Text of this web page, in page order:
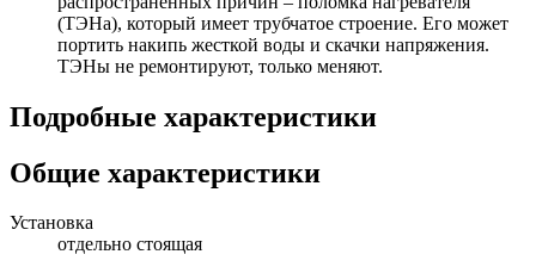
(ТЭНа), который имеет трубчатое строение. Его может
портить накипь жесткой воды и скачки напряжения.
ТЭНы не ремонтируют, только меняют.
Подробные характеристики
Общие характеристики
Установка
отдельно стоящая